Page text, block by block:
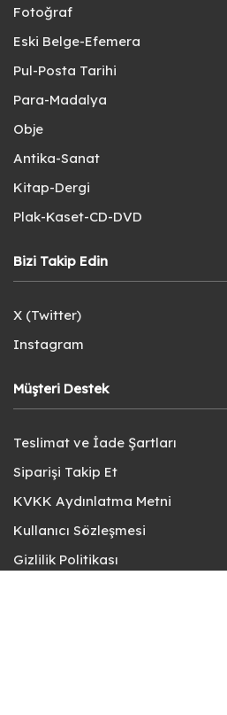
Fotoğraf
Eski Belge-Efemera
Pul-Posta Tarihi
Para-Madalya
Obje
Antika-Sanat
Kitap-Dergi
Plak-Kaset-CD-DVD
Bizi Takip Edin
X (Twitter)
Instagram
Müşteri Destek
Teslimat ve İade Şartları
Siparişi Takip Et
KVKK Aydınlatma Metni
Kullanıcı Sözleşmesi
Gizlilik Politikası